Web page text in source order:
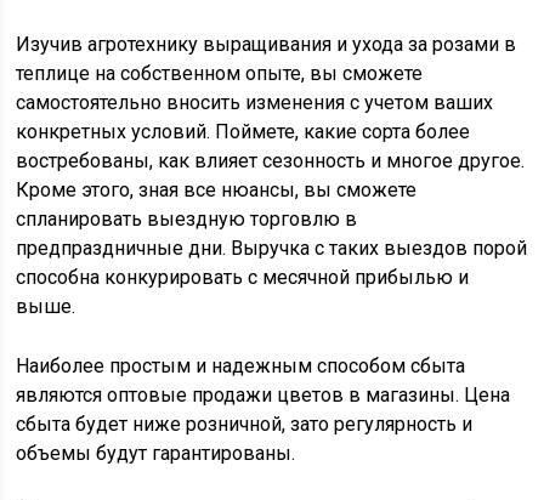
Изучив агротехнику выращивания и ухода за розами в
теплице на собственном опыте, вы сможете
самостоятельно вносить изменения с учетом ваших
конкретных условий. Поймете, какие сорта более
востребованы, как влияет сезонность и многое другое.
Кроме этого, зная все нюансы, вы сможете
спланировать выездную торговлю в
предпраздничные дни. Выручка с таких выездов порой
способна конкурировать с месячной прибылью и
выше.
Наиболее простым и надежным способом сбыта
являются оптовые продажи цветов в магазины. Цена
сбыта будет ниже розничной, зато регулярность и
объемы будут гарантированы.